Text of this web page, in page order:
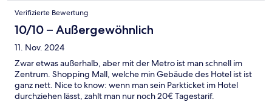
Verifizierte Bewertung
10/10 – Außergewöhnlich
11. Nov. 2024
Zwar etwas außerhalb, aber mit der Metro ist man schnell im
Zentrum. Shopping Mall, welche min Gebäude des Hotel ist ist
ganz nett. Nice to know: wenn man sein Parkticket im Hotel
durchziehen lässt, zahlt man nur noch 20€ Tagestarif.